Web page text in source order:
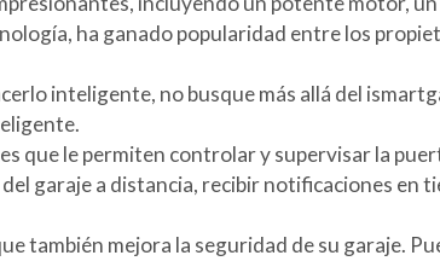
ha ganado popularidad entre los
inteligente, no busque más allá del
que le permiten controlar y supervisar la
garaje a distancia, recibir notificaciones
también mejora la seguridad de su garaje.